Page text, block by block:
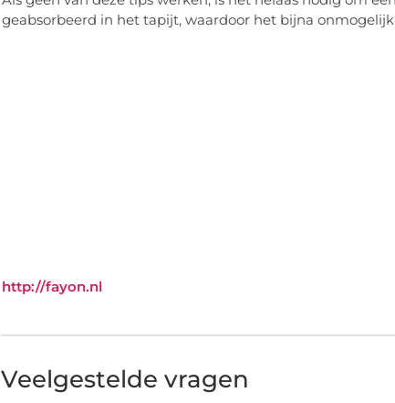
geabsorbeerd in het tapijt, waardoor het bijna
http://fayon.nl
Veelgestelde vragen